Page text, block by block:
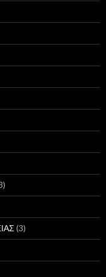
(3)